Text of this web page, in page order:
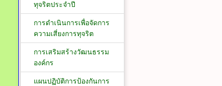
ทุจริตประจำปี
การดำเนินการเพื่อจัดการ
ความเสี่ยงการทุจริต
การเสริมสร้างวัฒนธรรม
องค์กร
แผนปฏิบัติการป้องกันการ